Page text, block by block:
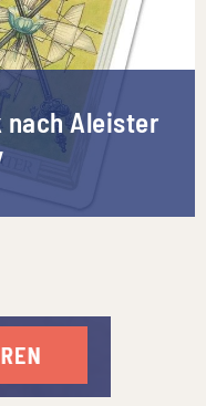
nach Aleister